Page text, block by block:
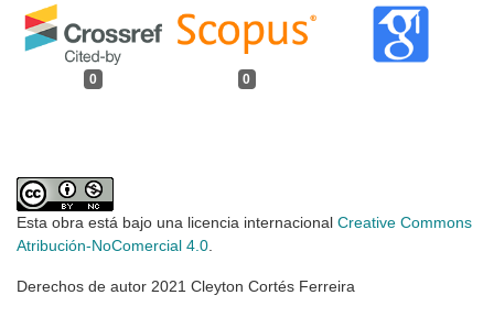
0 0
Esta obra está bajo una licencia internacional Creative Commons
Atribución-NoComercial 4.0
Derechos de autor 2021 Cleyton Cortés Ferreira